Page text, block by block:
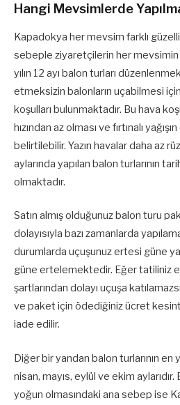
Hangi Mevsimlerde
Kapadokya her mevsim farklı
sebeple ziyaretçilerin her mevsimin
yılın 12 ayı balon turları
etmeksizin balonların uçabilmesi
koşulları bulunmaktadır. Bu hava
hızından az olması ve fırtınalı
belirtilebilir. Yazın havalar daha az
aylarında yapılan balon turlarının
olmaktadır.
Satın almış olduğunuz balon turu
dolayısıyla bazı zamanlarda
durumlarda uçuşunuz ertesi güne ya
güne ertelemektedir. Eğer tatiliniz
şartlarından dolayı uçuşa
ve paket için ödediğiniz ücret kesinti
iade edilir.
Diğer bir yandan balon turlarının
nisan, mayıs, eylül ve ekim
yoğun olmasındaki ana sebep ise